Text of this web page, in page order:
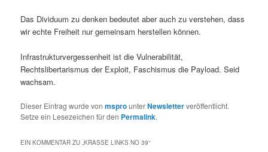
Das Dividuum zu denken bedeutet aber auch zu verstehen, dass
wir echte Freiheit nur gemeinsam herstellen können.
Infrastrukturvergessenheit ist die Vulnerabilität,
Rechtslibertarismus der Exploit, Faschismus die Payload. Seid
wachsam.
Dieser Eintrag wurde vonmsprounterNewsletterveröffentlicht.
Setze ein Lesezeichen für den Permalink.
EIN KOMMENTAR ZU „KRASSE LINKS NO 39“